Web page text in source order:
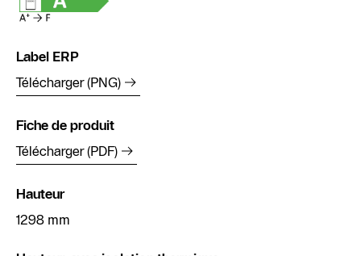
Label ERP
Télécharger (PNG)
Fiche de produit
Télécharger (PDF)
Hauteur
1298 mm